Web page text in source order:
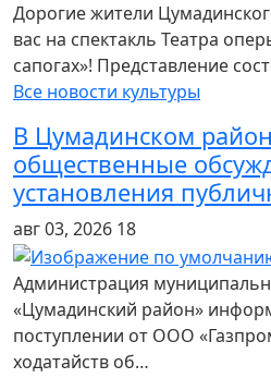
Дорогие жители
вас на спектакль Театра
сапогах»! Представление
Все новости культуры
В Цумадинском
общественные
установления
авг 03, 2026 18
Администрация
«Цумадинский район»
поступлении от ООО
ходатайств об…